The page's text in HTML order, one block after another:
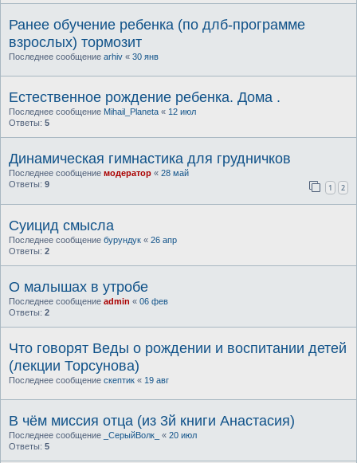
Ранее обучение ребенка (по длб-программе
взрослых) тормозит
Последнее сообщение arhiv « 30 янв
Естественное рождение ребенка. Дома .
Последнее сообщение Mihail_Planeta « 12 июл
Ответы: 5
Динамическая гимнастика для грудничков
Последнее сообщение модератор « 28 май
Ответы: 9 1 2
Суицид смысла
Последнее сообщение бурундук « 26 апр
Ответы: 2
О малышах в утробе
Последнее сообщение admin « 06 фев
Ответы: 2
Что говорят Веды о рождении и воспитании детей
(лекции Торсунова)
Последнее сообщение скептик « 19 авг
В чём миссия отца (из 3й книги Анастасия)
Последнее сообщение _СерыйВолк_ « 20 июл
Ответы: 5